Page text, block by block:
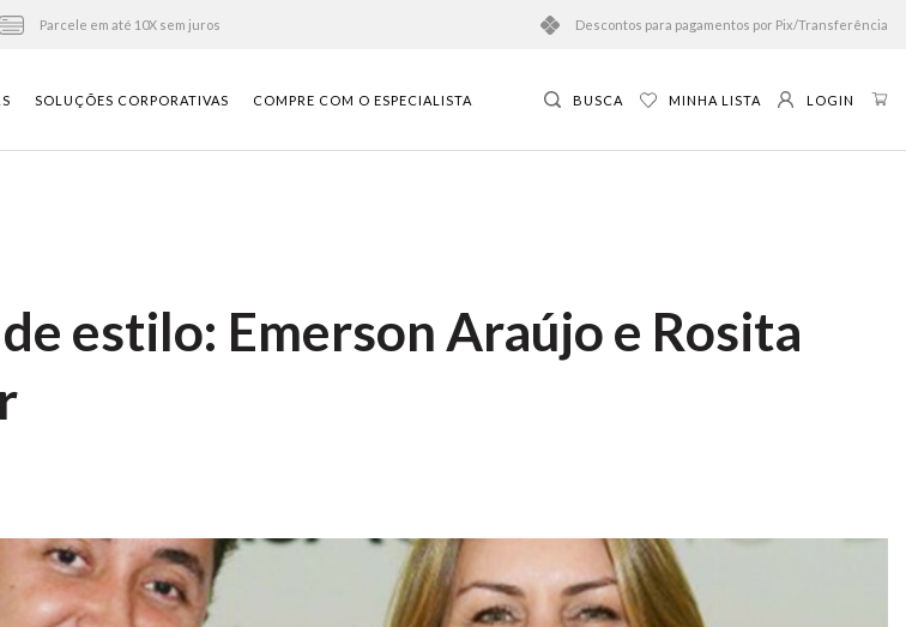
Parcele em até 10X sem juros Descontos para pagamentos por Pix/Transferência
SOLUÇÕES CORPORATIVAS COMPRE COM O ESPECIALISTA BUSCA MINHA LISTA LOGIN
estilo: Emerson Araújo e Rosita